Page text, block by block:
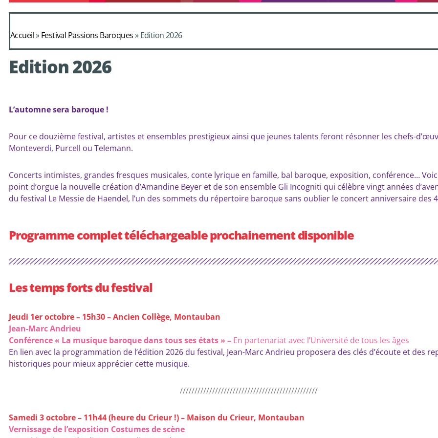
Accueil»Festival Passions Baroques»Edition 2026
Edition 2026
L’automne sera baroque !
Pour ce douzième festival, artistes et ensembles prestigieux ainsi que jeunes talents feront résonner les chefs-
Monteverdi, Purcell ou Telemann.
Concerts intimistes, grandes fresques musicales, conte lyrique en famille, bal baroque, exposition, conférence…
point d’orgue la nouvelle création d’Amandine Beyer et de son ensemble Gli Incogniti qui célèbre vingt années
du festival Le Messie de Haendel, l’un des sommets du répertoire baroque sans oublier le concert anniversaire des
Programme complet téléchargeable prochainement disponible
Les temps forts du festival
Jeudi 1er octobre – 15h30 – Ancien Collège, Montauban
Jean-Marc Andrieu
Conférence « La musique baroque dans tous ses états » – En partenariat avec l’Université de tous les âges
En lien avec la programmation de l’édition 2026 du festival, Jean-Marc Andrieu proposera des clés d’écoute et des
historiques pour mieux apprécier cette musique.
///////////////////////////////////////////////
Samedi 3 octobre – 11h44 (heure du Crieur !) – Maison du Crieur, Montauban
Vernissage de l’exposition Costumes de scène